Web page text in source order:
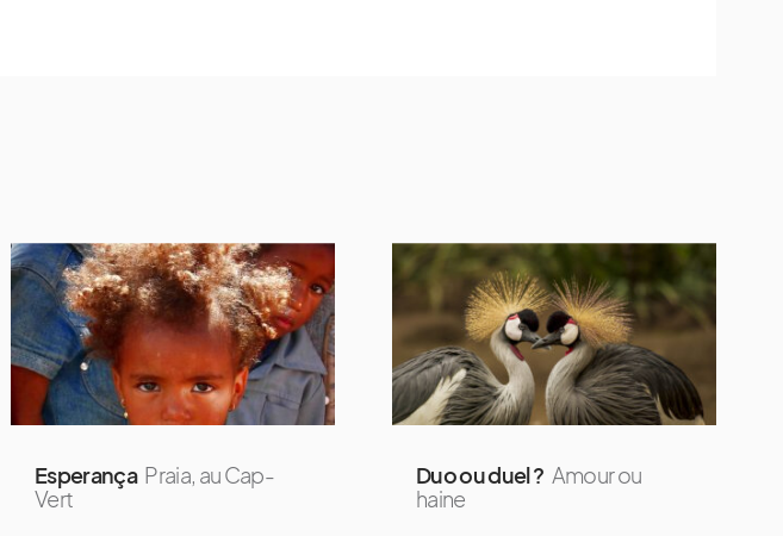
Esperança Praia, au Cap-
Vert
Duo ou duel ? Amour ou
haine